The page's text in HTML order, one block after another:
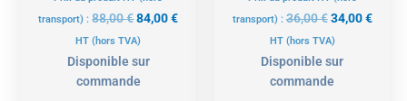
transport) :88,00€84,00€
HT (hors TVA)
Disponible sur
commande
transport) :36,00€ 34,00€
HT (hors TVA)
Disponible sur
commande